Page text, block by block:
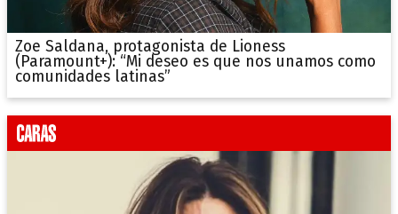
Zoe Saldana, protagonista de Lioness
(Paramount+): “Mi deseo es que nos unamos como
comunidades latinas”